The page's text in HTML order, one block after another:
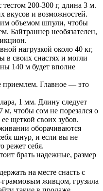
200-300 г, длина 3 м.
вкусов и возможностей.
объемом шпули, чтобы
Байтраннер необязателен,
нагрузкой около 40 кг,
в своих снастях и могли
140 м будет вполне
приемлем. Главное — это
1 мм. Длину следует
м, чтобы сом не порезался о
щеткой своих зубов.
оборачиваются
шнур, и если вы не
режет себя.
брать надежные, размер
на месте снасть с
живцом, грузила